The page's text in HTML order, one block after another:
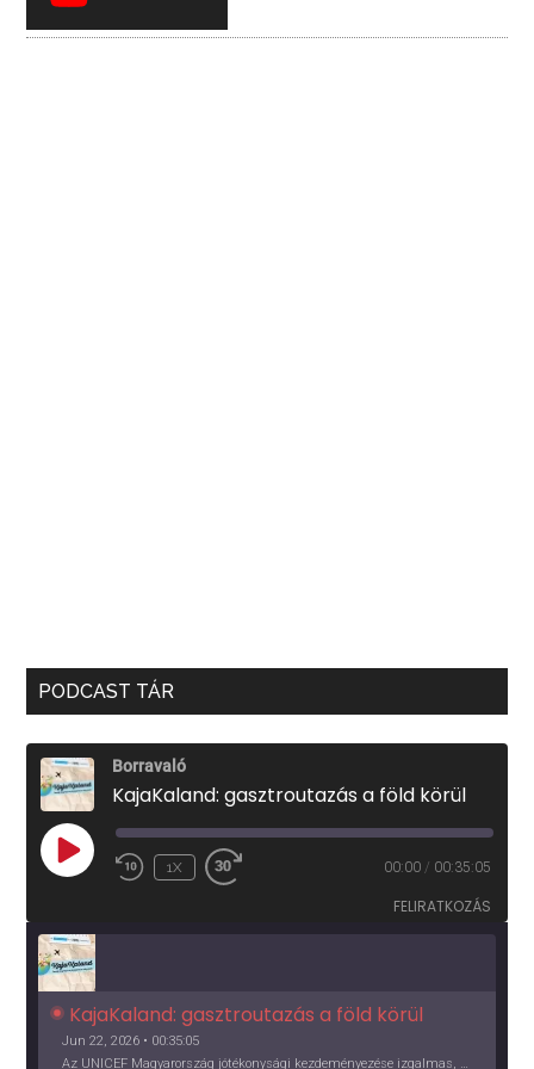
PODCAST TÁR
Borravaló
KajaKaland: gasztroutazás a föld körül
PLAY
EPISODE
1X 00:00 / 00:35:05
FELIRATKOZÁS
KajaKaland: gasztroutazás a föld körül
Jun 22, 2026 • 00:35:05
Az UNICEF Magyarország jótékonysági kezdeményezése izgalmas, egész éves világkörüli ízutazásra hív, igazi családi program és gasztroedukáció, illetve segítség a rászorulóknak is egyben.